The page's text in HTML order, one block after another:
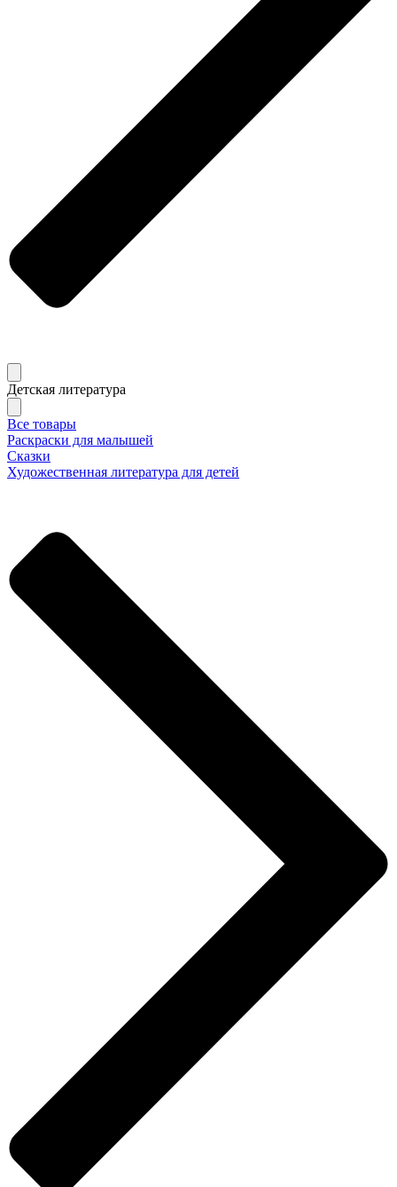
Детская литература
Все товары
Раскраски для малышей
Сказки
Художественная литература для детей